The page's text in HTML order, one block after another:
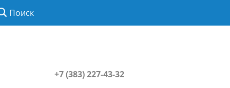
Поиск
+7 (383) 227-43-32